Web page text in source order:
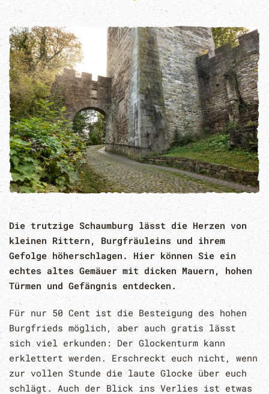
Die trutzige Schaumburg lässt die Herzen von
kleinen Rittern, Burgfräuleins und ihrem
Gefolge höherschlagen. Hier können Sie ein
echtes altes Gemäuer mit dicken Mauern, hohen
Türmen und Gefängnis entdecken.
Für nur 50 Cent ist die Besteigung des hohen
Burgfrieds möglich, aber auch gratis lässt
sich viel erkunden: Der Glockenturm kann
erklettert werden. Erschreckt euch nicht, wenn
zur vollen Stunde die laute Glocke über euch
schlägt. Auch der Blick ins Verlies ist etwas